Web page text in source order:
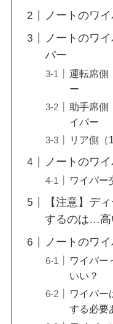
ノートのワ
ノートのワ
パー
運転席側
ー
助手席側
イパー
リア側（
ノートのワ
ワイパー
【注意】デ
するのは…高
ノートのワ
ワイパー
いい？
ワイパー
する必要